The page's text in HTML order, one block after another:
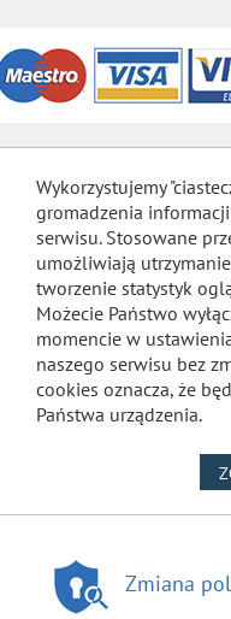
Wykorzystujemy
gromadzenia
serwisu. Stosowane
umożliwiają
tworzenie statystyk
Możecie Państwo
momencie w
naszego serwisu bez
cookies oznacza, że
Państwa urządzenia.
Zmiana